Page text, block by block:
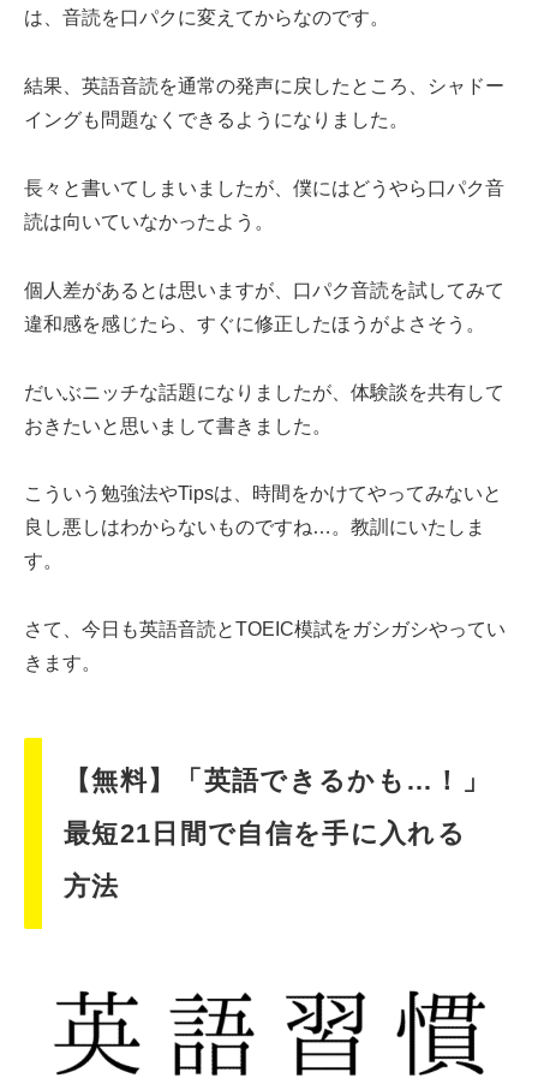
は、音読を口パクに変えてからなのです。
結果、英語音読を通常の発声に戻したところ、シャドー
イングも問題なくできるようになりました。
長々と書いてしまいましたが、僕にはどうやら口パク音
読は向いていなかったよう。
個人差があるとは思いますが、口パク音読を試してみて
違和感を感じたら、すぐに修正したほうがよさそう。
だいぶニッチな話題になりましたが、体験談を共有して
おきたいと思いまして書きました。
こういう勉強法やTipsは、時間をかけてやってみないと
良し悪しはわからないものですね…。教訓にいたしま
す。
さて、今日も英語音読とTOEIC模試をガシガシやってい
きます。
【無料】「英語できるかも…！」
最短21日間で自信を手に入れる
方法